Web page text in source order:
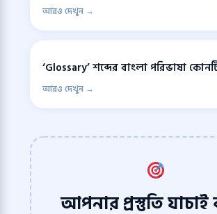
আরও দেখুন →
‘Glossary’ শব্দের বাংলা পরিভাষা
আরও দেখুন →
আপনার প্রস্তুতি